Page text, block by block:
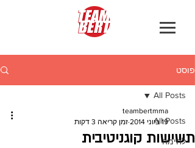
פוסט
All Posts
לחימה
All Posts
תשישות קוגניטיבית
teambertmma
19 ביוני 2014
זמן קריאה 3 דקות